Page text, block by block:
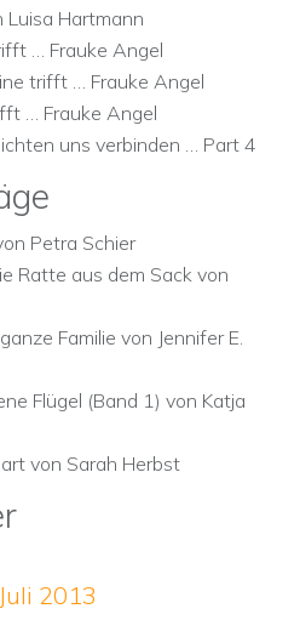
Luisa Hartmann
… Frauke Angel
trifft … Frauke Angel
… Frauke Angel
uns verbinden … Part 4
Petra Schier
Ratte aus dem Sack von
Familie von Jennifer E.
Flügel (Band 1) von Katja
von Sarah Herbst
2013